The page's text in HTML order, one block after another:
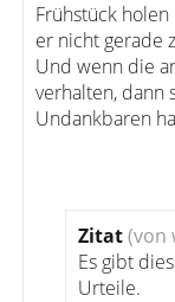
Frühstück
er nicht gerade
Und wenn die
verhalten, dann
Undankbaren
Zitat(von
Es gibt
Urteile.